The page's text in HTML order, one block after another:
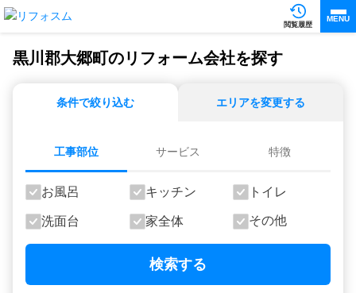
閲覧履歴
MENU
黒川郡大郷町のリフォーム会社を探す
条件で絞り込む エリアを変更する
工事部位 サービス 特徴
お風呂 キッチン トイレ
洗面台 家全体 その他
検索する